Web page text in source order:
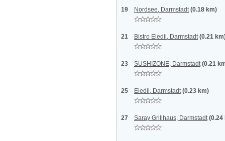
19 Nordsee, Darmstadt (0.18 km)
21 Bistro Eledil, Darmstadt (0.21
23 SUSHIZONE, Darmstadt (0.21
25 Eledil, Darmstadt (0.23 km)
27 Saray Grillhaus, Darmstadt (0.24